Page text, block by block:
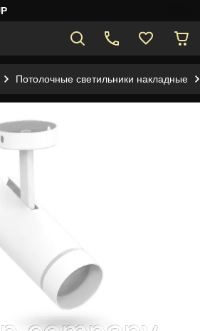
Потолочные светильники накладные